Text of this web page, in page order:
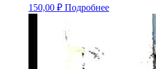
150,00 ₽ Подробнее